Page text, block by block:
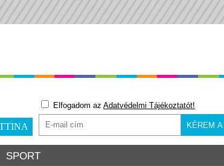
Elfogadom az Adatvédelmi Tájékoztatót!
SPORT